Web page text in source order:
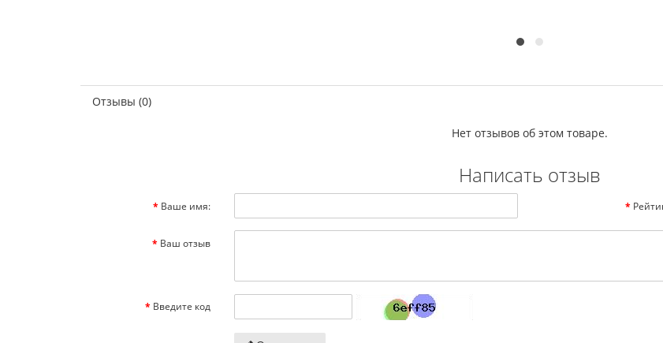
Отзывы (0)
Нет отзывов об этом товаре.
Написать отзыв
Ваше имя:
Ваш отзыв
Введите код